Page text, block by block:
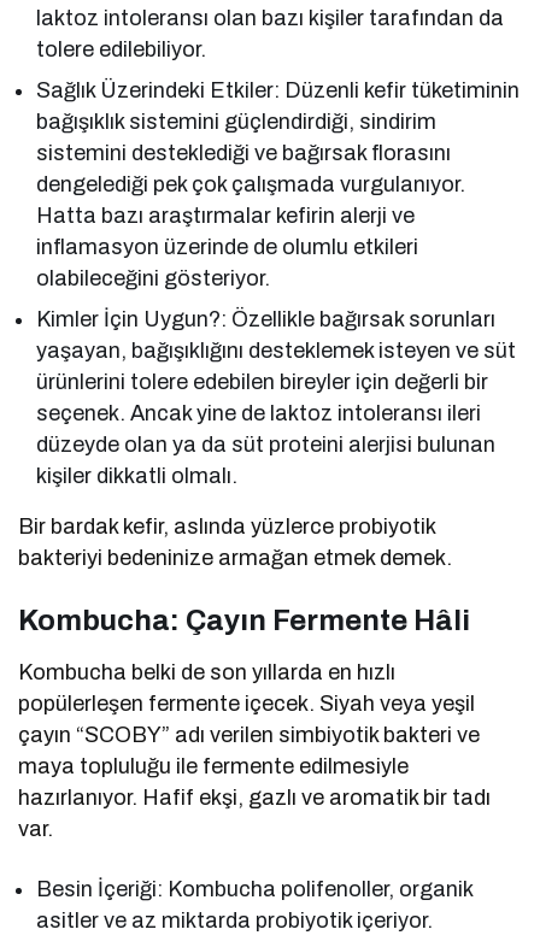
laktoz intoleransı olan bazı kişiler tarafından da
tolere edilebiliyor.
Sağlık Üzerindeki Etkiler: Düzenli kefir tüketiminin
bağışıklık sistemini güçlendirdiği, sindirim
sistemini desteklediği ve bağırsak florasını
dengelediği pek çok çalışmada vurgulanıyor.
Hatta bazı araştırmalar kefirin alerji ve
inflamasyon üzerinde de olumlu etkileri
olabileceğini gösteriyor.
Kimler İçin Uygun?: Özellikle bağırsak sorunları
yaşayan, bağışıklığını desteklemek isteyen ve süt
ürünlerini tolere edebilen bireyler için değerli bir
seçenek. Ancak yine de laktoz intoleransı ileri
düzeyde olan ya da süt proteini alerjisi bulunan
kişiler dikkatli olmalı.
Bir bardak kefir, aslında yüzlerce probiyotik
bakteriyi bedeninize armağan etmek demek.
Kombucha: Çayın Fermente Hâli
Kombucha belki de son yıllarda en hızlı
popülerleşen fermente içecek. Siyah veya yeşil
çayın “SCOBY” adı verilen simbiyotik bakteri ve
maya topluluğu ile fermente edilmesiyle
hazırlanıyor. Hafif ekşi, gazlı ve aromatik bir tadı
var.
Besin İçeriği: Kombucha polifenoller, organik
asitler ve az miktarda probiyotik içeriyor.